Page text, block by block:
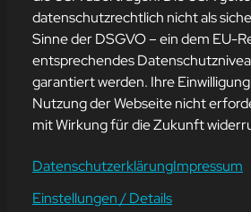
E-Mail:
Navigation
Webseitenerstellung
Webseite mieten
Webseiten Betreuung
Über Uns
Kontakt
Leistungen
datenschutzrechtlich nicht als
Sinne der DSGVO – ein dem EU-
entsprechendes
garantiert werden. Ihre
Nutzung der Webseite nicht
mit Wirkung für die Zukunft
DatenschutzerklärungImpressum
Einstellungen / Details